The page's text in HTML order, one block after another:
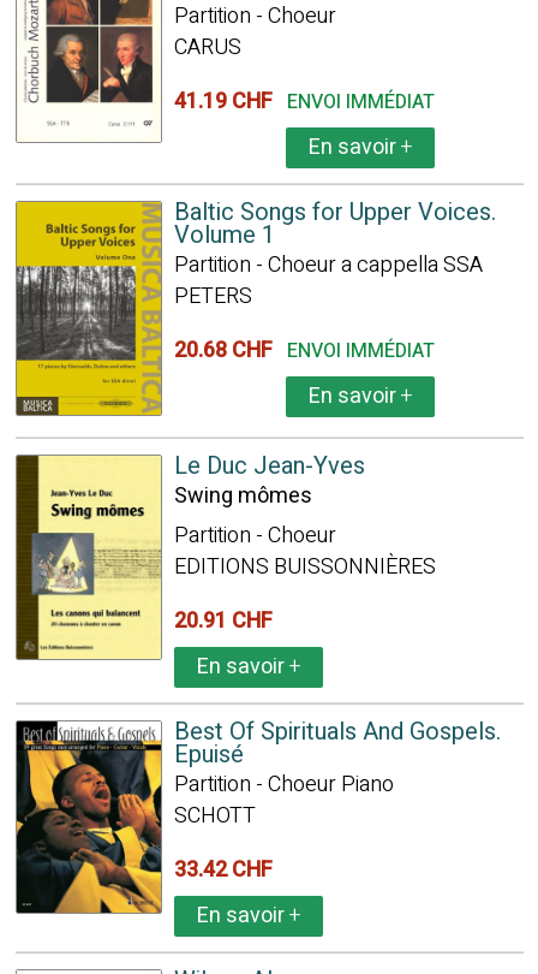
Partition - Choeur
CARUS
41.19 CHF ENVOI IMMÉDIAT
En savoir+
Baltic Songs for Upper Voices.
Volume 1
Partition - Choeur a cappella SSA
PETERS
20.68 CHF ENVOI IMMÉDIAT
En savoir+
Le Duc Jean-Yves
Swing mômes
Partition - Choeur
EDITIONS BUISSONNIÈRES
20.91 CHF
En savoir+
Best Of Spirituals And Gospels.
Epuisé
Partition - Choeur Piano
SCHOTT
33.42 CHF
En savoir+